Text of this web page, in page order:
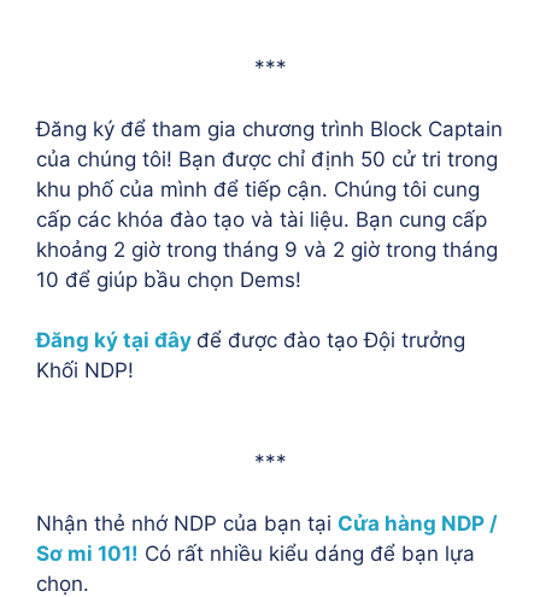
***
Đăng ký để tham gia chương trình Block Captain
của chúng tôi! Bạn được chỉ định 50 cử tri trong
khu phố của mình để tiếp cận. Chúng tôi cung
cấp các khóa đào tạo và tài liệu. Bạn cung cấp
khoảng 2 giờ trong tháng 9 và 2 giờ trong tháng
10 để giúp bầu chọn Dems!
Đăng ký tại đây để được đào tạo Đội trưởng
Khối NDP!
***
Nhận thẻ nhớ NDP của bạn tại Cửa hàng NDP /
Sơ mi 101! Có rất nhiều kiểu dáng để bạn lựa
chọn.